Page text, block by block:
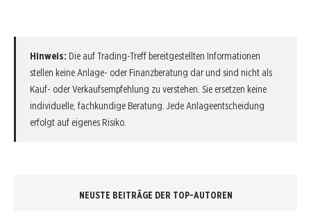
Hinweis: Die auf Trading-Treff bereitgestellten Informationen
stellen keine Anlage- oder Finanzberatung dar und sind nicht als
Kauf- oder Verkaufsempfehlung zu verstehen. Sie ersetzen keine
individuelle, fachkundige Beratung. Jede Anlageentscheidung
erfolgt auf eigenes Risiko.
NEUSTE BEITRÄGE DER TOP-AUTOREN